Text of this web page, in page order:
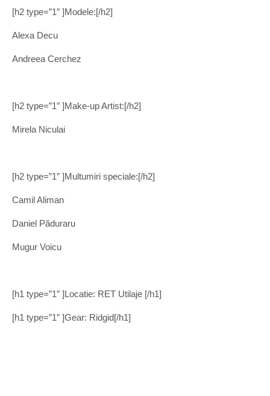
[h2 type=”1″ ]Modele:[/h2]
Alexa Decu
Andreea Cerchez
[h2 type=”1″ ]Make-up Artist:[/h2]
Mirela Niculai
[h2 type=”1″ ]Multumiri speciale:[/h2]
Camil Aliman
Daniel Păduraru
Mugur Voicu
[h1 type=”1″ ]Locatie: RET Utilaje [/h1]
[h1 type=”1″ ]Gear: Ridgid[/h1]